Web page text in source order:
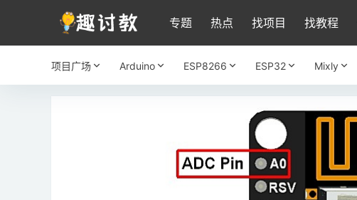
专题 热点 找项目 找教程
项目广场 Arduino ESP8266 ESP32 Mixly